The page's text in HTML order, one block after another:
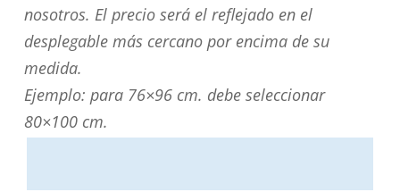
su
medida?
Puede
personalizarla
directamente
nosotros. El precio será el reflejado en el
desplegable más cercano por encima de su
medida.
Ejemplo: para 76×96 cm. debe seleccionar
80×100 cm.